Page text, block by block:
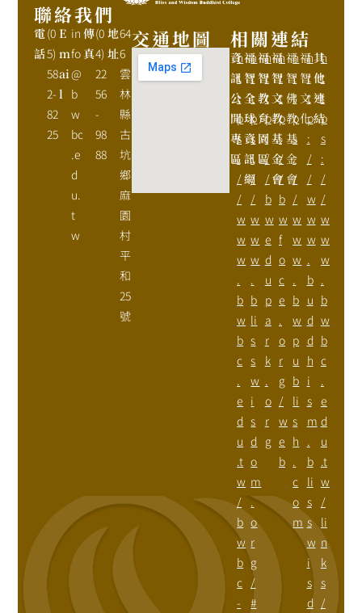
聯絡我們
電
話
(0
5)
58
2-
82
25
E
m
ai
l
in
fo
@
b
w
bc
.e
d
u.
t
w
傳
真
(0
4)
22
56
-
98
88
地
址
64
6
雲
林
縣
古
坑
鄉
麻
園
村
平
和
25
號
交通地圖 相關連結
資
訊
公
開
專
區
h
t
t
p
s
:
/
/
w
w
w
.
b
w
b
c
.
e
d
u
.t
w
/
b
w
b
c
-
福
智
全
球
資
訊
網
h
t
t
p
s
:
/
/
w
w
w
.
b
li
s
s
w
i
s
d
o
m
.
o
r
g
/
#
福
智
教
育
園
區
h
t
t
p
:
/
/
b
w
e
d
u
p
a
r
k
.
o
r
g
福
智
文
教
基
金
會
h
t
t
p
:
/
/
b
w
f
o
c
e
.
o
r
g
/
w
e
b
福
智
佛
教
基
金
會
h
t
t
p
s
:
/
/
w
w
w
.
b
w
p
u
b
li
s
h
.
c
o
m
福
智
文
化
h
t
t
p
:
/
/
w
w
w
.
b
u
d
d
h
i
s
m
.
b
li
s
s
w
i
s
d
其
他
連
結
h
t
t
p
s
:
/
/
w
w
w
.
b
w
b
c
.
e
d
u
.t
w
/
li
n
k
s
/